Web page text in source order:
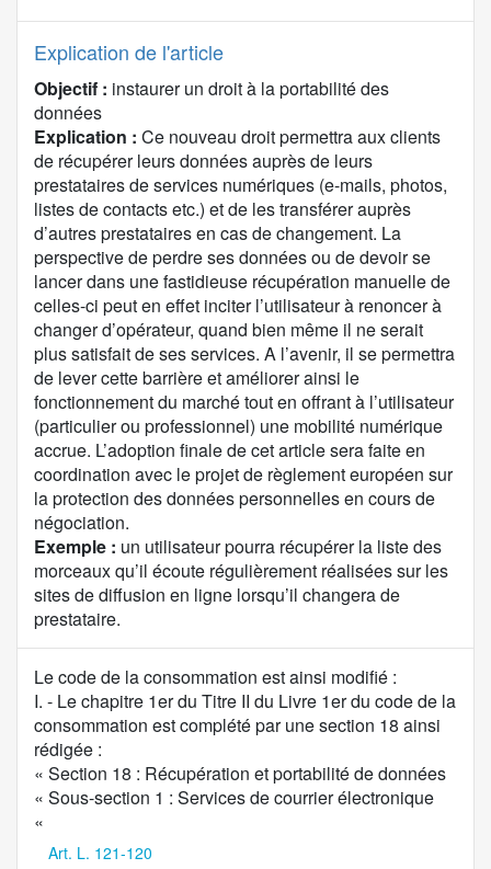
Explication de l'article
Objectif : instaurer un droit à la portabilité des
données
Explication : Ce nouveau droit permettra aux clients
de récupérer leurs données auprès de leurs
prestataires de services numériques (e-mails, photos,
listes de contacts etc.) et de les transférer auprès
d’autres prestataires en cas de changement. La
perspective de perdre ses données ou de devoir se
lancer dans une fastidieuse récupération manuelle de
celles-ci peut en effet inciter l’utilisateur à renoncer à
changer d’opérateur, quand bien même il ne serait
plus satisfait de ses services. A l’avenir, il se permettra
de lever cette barrière et améliorer ainsi le
fonctionnement du marché tout en offrant à l’utilisateur
(particulier ou professionnel) une mobilité numérique
accrue. L’adoption finale de cet article sera faite en
coordination avec le projet de règlement européen sur
la protection des données personnelles en cours de
négociation.
Exemple : un utilisateur pourra récupérer la liste des
morceaux qu’il écoute régulièrement réalisées sur les
sites de diffusion en ligne lorsqu’il changera de
prestataire.
C
o
n
t
e
n
u
Le code de la consommation est ainsi modifié :
I. - Le chapitre 1er du Titre II du Livre 1er du code de la
consommation est complété par une section 18 ainsi
rédigée :
« Section 18 : Récupération et portabilité de données
« Sous-section 1 : Services de courrier électronique
«
Art. L. 121-120